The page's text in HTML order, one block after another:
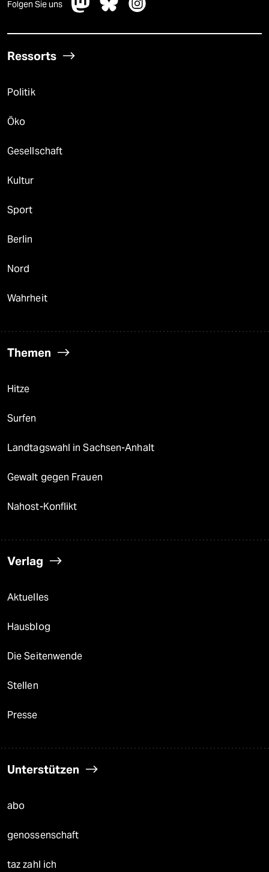
Folgen Sie uns
Ressorts
Politik
Öko
Gesellschaft
Kultur
Sport
Berlin
Nord
Wahrheit
Themen
Hitze
Surfen
Landtagswahl in Sachsen-Anhalt
Gewalt gegen Frauen
Nahost-Konflikt
Verlag
Aktuelles
Hausblog
Die Seitenwende
Stellen
Presse
Unterstützen
abo
genossenschaft
taz zahl ich